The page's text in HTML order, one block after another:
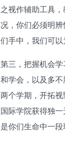
之视作辅助工具
况，你们必须明
们手中，我们可以
第三，把握机会
和学会，以及多
两个学期，开拓
国际学院获得独
是你们生命中一